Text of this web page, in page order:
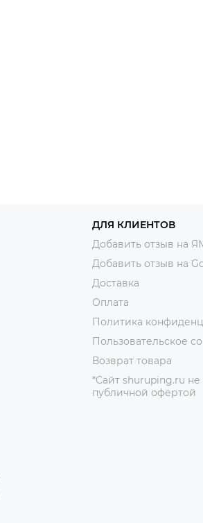
ДЛЯ КЛИЕНТОВ
Добавить отзыв на
Добавить отзыв на
Доставка
Оплата
Политика
Пользовательское
Возврат товара
*Сайт shuruping.ru не
публичной офертой